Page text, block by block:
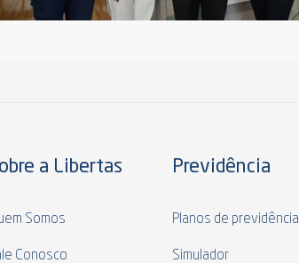
a Libertas
Somos
Conosco
Previdência
Planos de previdência
Simulador